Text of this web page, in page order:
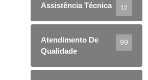
Assistência Técnica 12
Atendimento De
Qualidade
99